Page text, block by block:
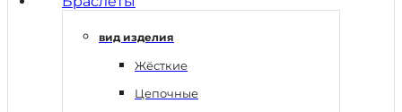
вид изделия
Жёсткие
Цепочные